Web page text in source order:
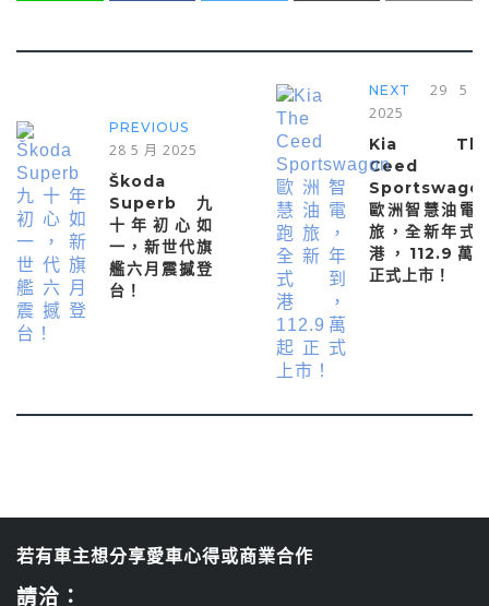
PREVIOUS
28 5 月 2025
Škoda
Superb 九
十年初心如
一，新世代旗
艦六月震撼登
台！
NEXT
29 5
2025
Kia
Ceed
歐洲智慧油電
旅，全新年式
港，112.9萬
正式上市！
若有車主想分享愛車心得或商業合作
請洽：